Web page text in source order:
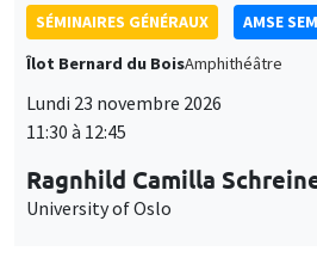
Îlot Bernard du BoisAmphithéâtre
Lundi 23 novembre 2026
11:30 à 12:45
Ragnhild Camilla Schreiner
University of Oslo